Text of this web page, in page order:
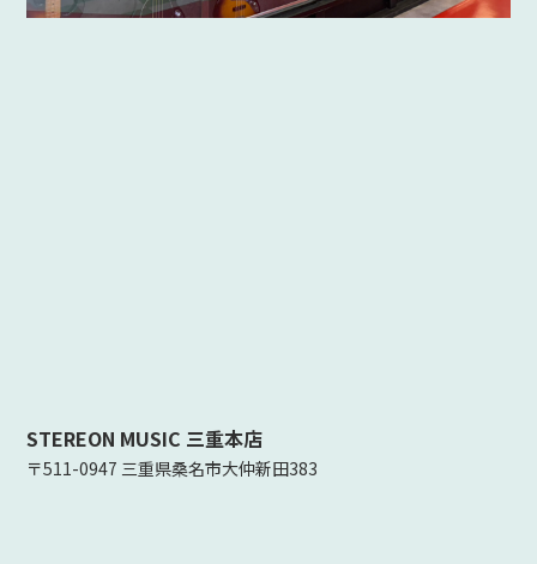
STEREON MUSIC 三重本店
〒511-0947 三重県桑名市大仲新田383